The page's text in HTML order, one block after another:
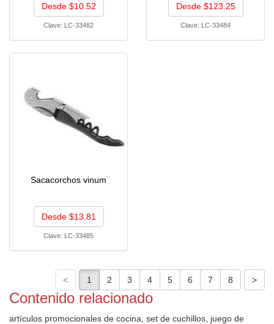
Desde $10.52
Clave: LC-33482
Desde $123.25
Clave: LC-33484
Sacacorchos vinum
Desde $13.81
Clave: LC-33485
Contenido relacionado
artículos promocionales de cocina, set de cuchillos, juego de